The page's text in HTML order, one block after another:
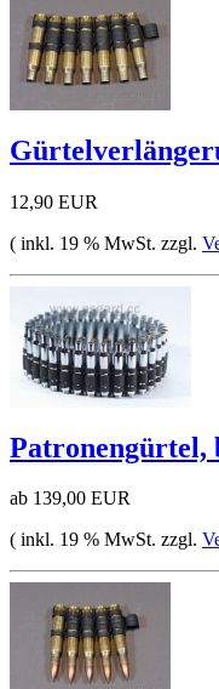
12,90 EUR
( inkl. 19 % MwSt. zzgl.
Patronengürtel,
ab 139,00 EUR
( inkl. 19 % MwSt. zzgl.